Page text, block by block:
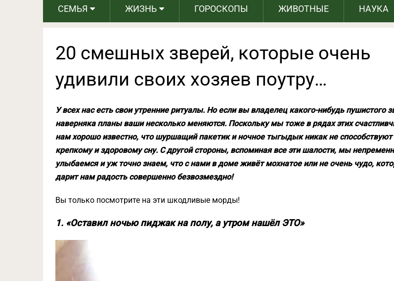
СЕМЬЯ ЖИЗНЬ ГОРОСКОПЫ ЖИВОТНЫЕ НАУКА
20 смешных зверей, которые очень
удивили своих хозяев поутру…
У всех нас есть свои утренние ритуалы. Но если вы владелец какого-нибудь пушистого
наверняка планы ваши несколько меняются. Поскольку мы тоже в рядах этих
нам хорошо известно, что шуршащий пакетик и ночное тыгыдык никак не способствуют
крепкому и здоровому сну. С другой стороны, вспоминая все эти шалости, мы
улыбаемся и уж точно знаем, что с нами в доме живёт мохнатое или не очень чудо,
дарит нам радость совершенно безвозмездно!
Вы только посмотрите на эти шкодливые морды!
1. «Оставил ночью пиджак на полу, а утром нашёл ЭТО»